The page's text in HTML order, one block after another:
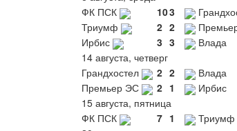
ФК ПСК
103
Триумф
2 2
Ирбис
3 3 Влада
14 августа, четверг
Грандхостел
2 2 Влада
Премьер ЭС
2 1 Ирбис
15 августа, пятница
ФК ПСК
7 1 Триумф